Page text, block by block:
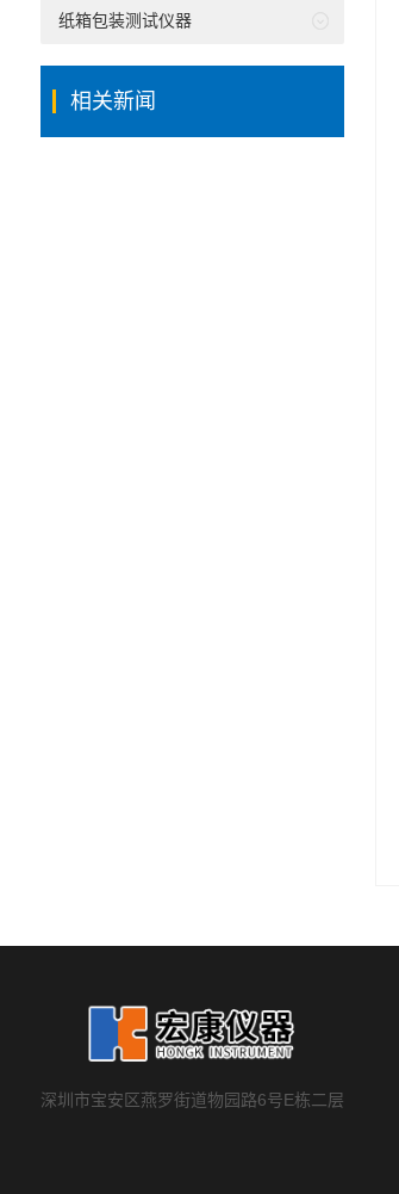
纸箱包装测试仪器
相关新闻
深圳市宝安区燕罗街道物园路6号E栋二层